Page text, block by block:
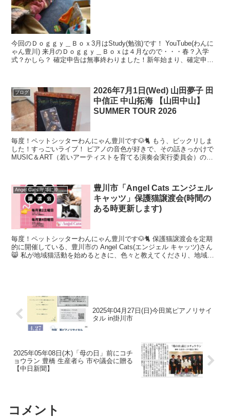
今回のＤｏｇｇｙ＿Ｂｏｘ3月はStudy(勉強)です！ YouTube(わんに
ゃん豊川) 来月のＤｏｇｇｙ＿Ｂｏｘは４月なので・・・春？入学
式？かしら？ 確定申告は無事終わりました！新年始まり、確定申告
ブログ
2026年7月1日(Wed) 山田夢子 田
中信正 中山拓海 【山田中山】
SUMMER TOUR 2026
毎度！ペットシッターわんにゃん豊川です🐶🐈 もう、ビックリしま
した！すっごいライブ！ ピアノの音色が好きで、その話きっかけで
MUSIC＆ART（若いアーティストを育てる演奏会実行委員会）のメ
Angel Cats 平等に幸せになる権利 (angelcats2021)
豊川市「Angel Cats エンジェル
キャッツ」保護猫譲渡会(時間の
ある時更新します)
毎度！ペットシッターわんにゃん豊川です🐶🐈 保護猫譲渡会を定期
的に開催している、豊川市の Angel Cats(エンジェル キャッツ)さん
😸 私が地域猫活動を始めるときに、色々と教えてくださり、地域猫
2025年04月27日(日)今田篤ピアノリサイ
タル in掛川市
2025年05年08日(木)「母の日」前にコチ
ョウラン 豊橋 生産者ら 市や議会に贈る
【中日新聞】
コメント